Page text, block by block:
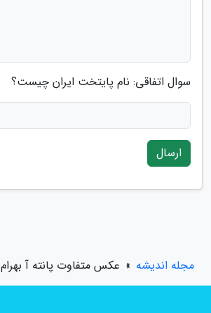
سوال اتفاقی: نام پایتخت ایران چیست؟
ارسال
مجله اندیشه » عکس متفاوت پانته آ بهرام